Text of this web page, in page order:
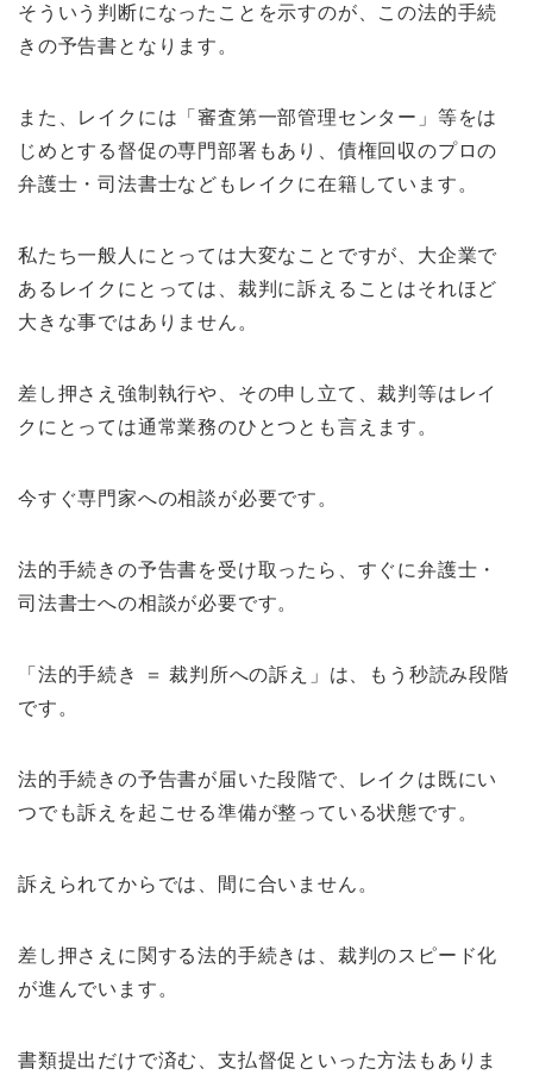
そういう判断になったことを示すのが、この法的手続
きの予告書となります。
また、レイクには「審査第一部管理センター」等をは
じめとする督促の専門部署もあり、債権回収のプロの
弁護士・司法書士などもレイクに在籍しています。
私たち一般人にとっては大変なことですが、大企業で
あるレイクにとっては、裁判に訴えることはそれほど
大きな事ではありません。
差し押さえ強制執行や、その申し立て、裁判等はレイ
クにとっては通常業務のひとつとも言えます。
今すぐ専門家への相談が必要です。
法的手続きの予告書を受け取ったら、すぐに弁護士・
司法書士への相談が必要です。
「法的手続き ＝ 裁判所への訴え」は、もう秒読み段階
です。
法的手続きの予告書が届いた段階で、レイクは既にい
つでも訴えを起こせる準備が整っている状態です。
訴えられてからでは、間に合いません。
差し押さえに関する法的手続きは、裁判のスピード化
が進んでいます。
書類提出だけで済む、支払督促といった方法もありま